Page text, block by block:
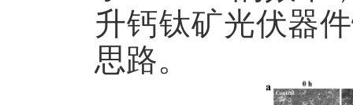
升钙钛矿光伏器
思路。